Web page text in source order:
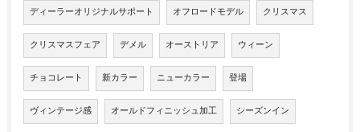
ディーラーオリジナルサポート オフロードモデル クリスマス
クリスマスフェア デメル オーストリア ウィーン
チョコレート 新カラー ニューカラー 登場
ヴィンテージ感 オールドフィニッシュ加工 シーズンイン